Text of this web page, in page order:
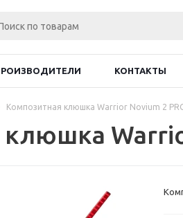
КОНТАКТЫ
Композитная клюшка Warrior Novium 2